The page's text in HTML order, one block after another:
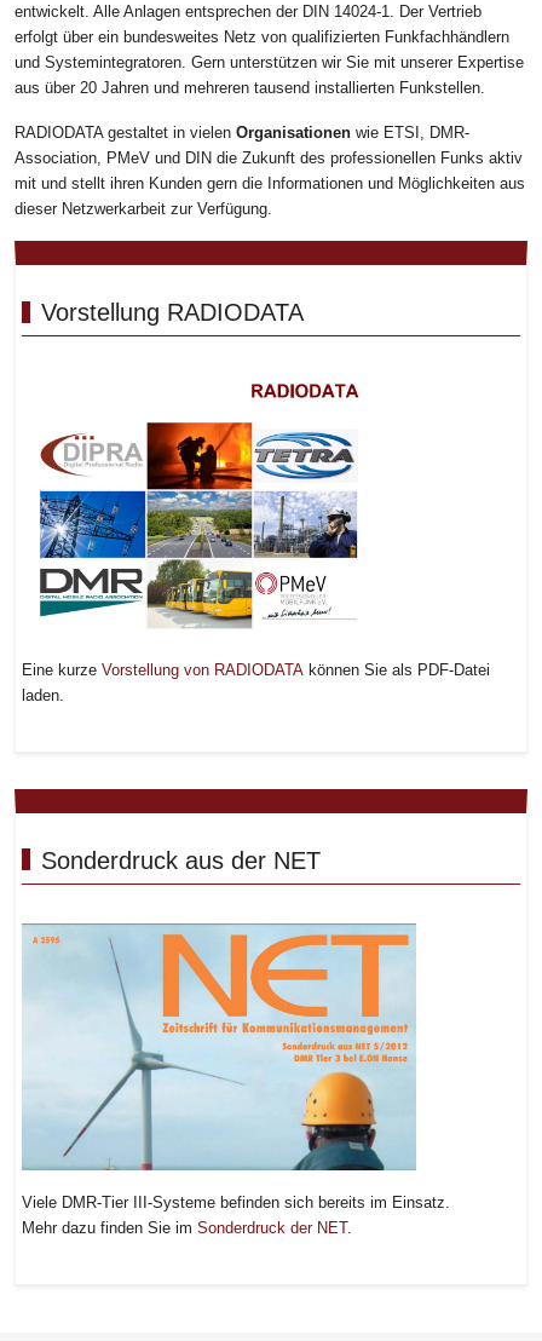
entwickelt. Alle Anlagen entsprechen der DIN 14024-1. Der Vertrieb
erfolgt über ein bundesweites Netz von qualifizierten Funkfachhändlern
und Systemintegratoren. Gern unterstützen wir Sie mit unserer Expertise
aus über 20 Jahren und mehreren tausend installierten Funkstellen.
RADIODATA gestaltet in vielen Organisationen wie ETSI, DMR-
Association, PMeV und DIN die Zukunft des professionellen Funks aktiv
mit und stellt ihren Kunden gern die Informationen und Möglichkeiten aus
dieser Netzwerkarbeit zur Verfügung.
Vorstellung RADIODATA
Eine kurze Vorstellung von RADIODATA können Sie als PDF-Datei
laden.
Sonderdruck aus der NET
Viele DMR-Tier III-Systeme befinden sich bereits im Einsatz.
Mehr dazu finden Sie im Sonderdruck der NET.